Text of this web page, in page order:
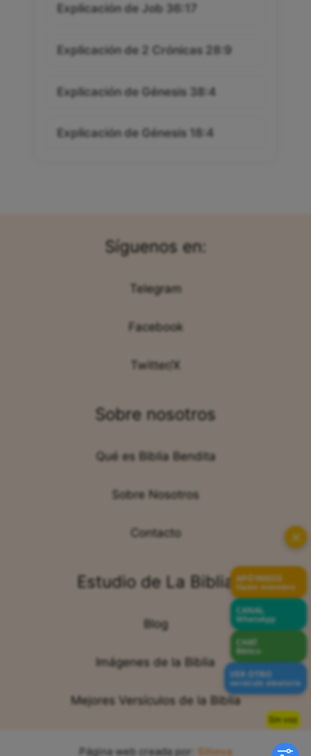
Sin voz
Explicación de Job 36:17
Explicación de 2 Crónicas 28:9
Explicación de Génesis 38:4
Explicación de Génesis 18:4
Síguenos en:
Telegram
Facebook
Twitter/X
Sobre nosotros
Qué es Biblia Bendita
Sobre Nosotros
Contacto
Estudio de La Biblia
Blog
Imágenes de la Biblia
Mejores Versículos de la Biblia
Página web creada por: Sitiova
✕
APÓYANOS
Hazte miembro
CANAL
WhatsApp
CHAT
Bíblico
VER OTRO
versículo aleatorio